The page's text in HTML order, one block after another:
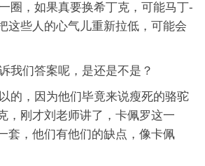
圈，如果真要换希丁克，可能马丁-
这些人的心气儿重新拉低，可能会
我们答案呢，是还是不是？
的，因为他们毕竟来说瘦死的骆驼
，刚才刘老师讲了，卡佩罗这一
套，他们有他们的缺点，像卡佩